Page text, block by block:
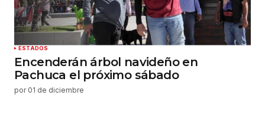
ESTADOS
Encenderán árbol navideño en
Pachuca el próximo sábado
por 01 de diciembre